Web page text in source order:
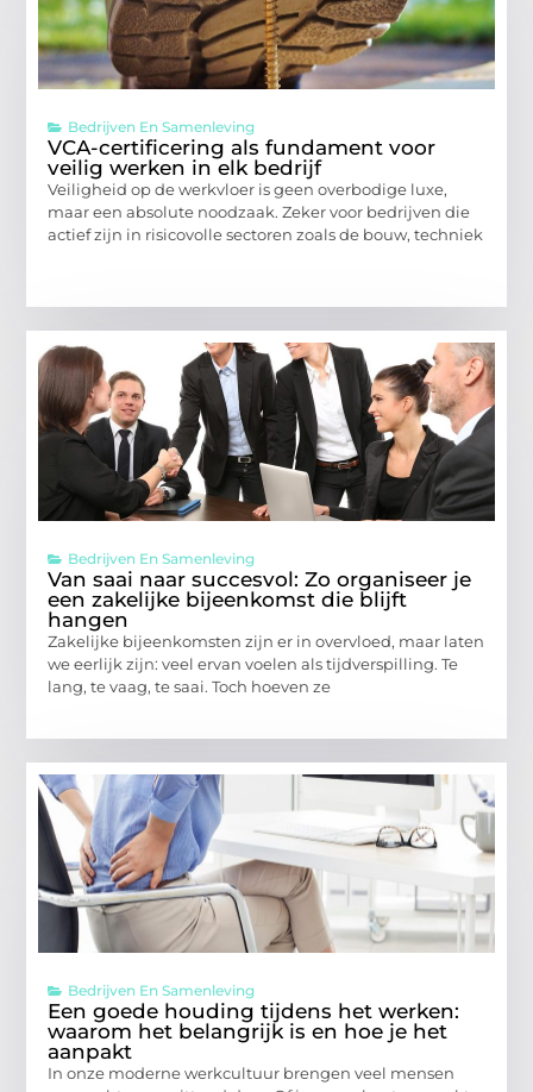
Bedrijven En Samenleving
VCA-certificering als fundament voor
veilig werken in elk bedrijf
Veiligheid op de werkvloer is geen overbodige luxe,
maar een absolute noodzaak. Zeker voor bedrijven die
actief zijn in risicovolle sectoren zoals de bouw, techniek
Bedrijven En Samenleving
Van saai naar succesvol: Zo organiseer je
een zakelijke bijeenkomst die blijft
hangen
Zakelijke bijeenkomsten zijn er in overvloed, maar laten
we eerlijk zijn: veel ervan voelen als tijdverspilling. Te
lang, te vaag, te saai. Toch hoeven ze
Bedrijven En Samenleving
Een goede houding tijdens het werken:
waarom het belangrijk is en hoe je het
aanpakt
In onze moderne werkcultuur brengen veel mensen